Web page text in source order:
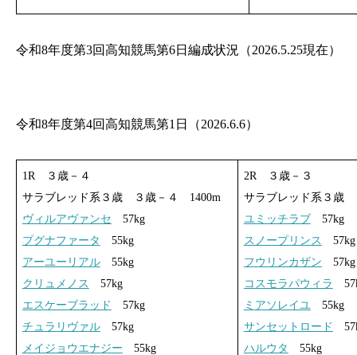
令和8年度第3回高知競馬第6日編成状況（2026.5.25現在）
令和8年度第4回高知競馬第1日（2026.6.6）
1R ３歳－４
サラブレッド系３歳 ３歳－４ 1400m
ヴィルアヴァンセ 57kg
プグナファータ
55kg
アーユーリアル55kg
クリュメノス
57kg
エスケーブラッド
57kg
チュラリヴァル57kg
メイジョウエナジー 55kg
2R ３歳－３
サラブレッド系３歳
ユミッチラブ 57kg
スノープリンス
57kg
フウリンカザン 57kg
コスモラパウィラ
ミアソレイユ55kg
サンセットロード
ハルウタ
55kg